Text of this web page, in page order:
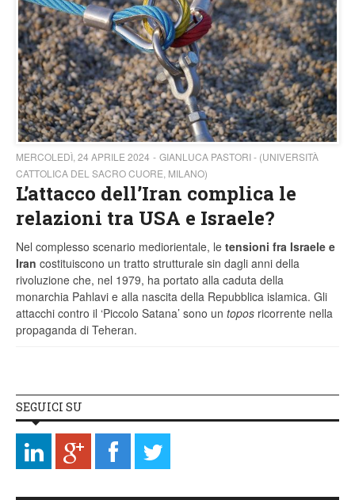
MERCOLEDÌ, 24 APRILE 2024
GIANLUCA PASTORI - (UNIVERSITÀ
CATTOLICA DEL SACRO CUORE, MILANO)
L’attacco dell’Iran complica le
relazioni tra USA e Israele?
Nel complesso scenario mediorientale, le tensioni fra Israele e
Iran costituiscono un tratto strutturale sin dagli anni della
rivoluzione che, nel 1979, ha portato alla caduta della
monarchia Pahlavi e alla nascita della Repubblica islamica. Gli
attacchi contro il ‘Piccolo Satana’ sono un topos ricorrente nella
propaganda di Teheran.
SEGUICI SU